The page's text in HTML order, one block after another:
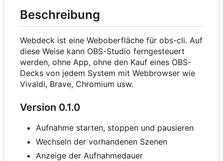
Beschreibung
Webdeck ist eine Weboberfläche für obs-cli. Auf
diese Weise kann OBS-Studio ferngesteuert
werden, ohne App, ohne den Kauf eines OBS-
Decks von jedem System mit Webbrowser wie
Vivaldi, Brave, Chromium usw.
Version 0.1.0
Aufnahme starten, stoppen und pausieren
Wechseln der vorhandenen Szenen
Anzeige der Aufnahmedauer